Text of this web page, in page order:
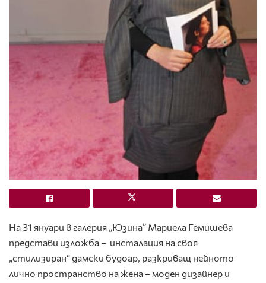
На 31 януари в галерия „Юзина” Мариела Гемишева
представи изложба – инсталация на своя
„стилизиран“ дамски будоар, разкриващ нейното
лично пространство на жена – моден дизайнер и